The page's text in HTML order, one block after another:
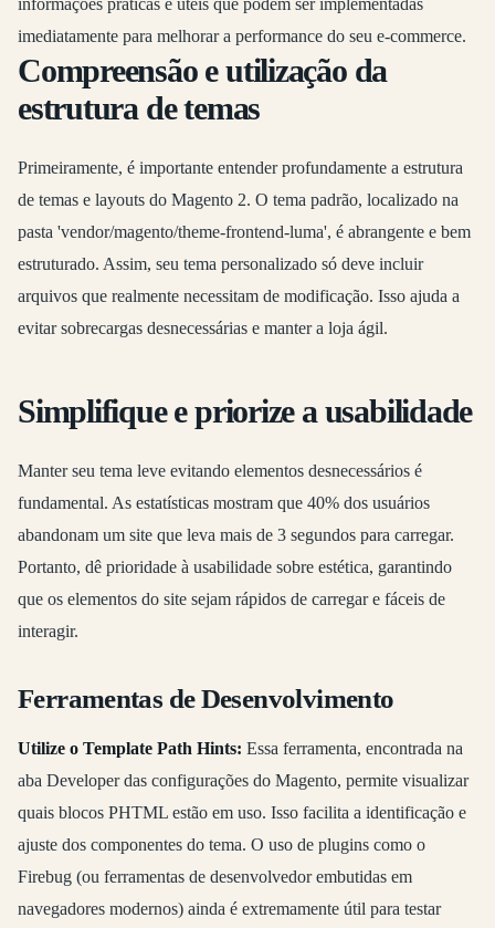
informações práticas e úteis que podem ser implementadas
imediatamente para melhorar a performance do seu e-commerce.
Compreensão e utilização da
estrutura de temas
Primeiramente, é importante entender profundamente a estrutura
de temas e layouts do Magento 2. O tema padrão, localizado na
pasta 'vendor/magento/theme-frontend-luma', é abrangente e bem
estruturado. Assim, seu tema personalizado só deve incluir
arquivos que realmente necessitam de modificação. Isso ajuda a
evitar sobrecargas desnecessárias e manter a loja ágil.
Simplifique e priorize a usabilidade
Manter seu tema leve evitando elementos desnecessários é
fundamental. As estatísticas mostram que 40% dos usuários
abandonam um site que leva mais de 3 segundos para carregar.
Portanto, dê prioridade à usabilidade sobre estética, garantindo
que os elementos do site sejam rápidos de carregar e fáceis de
interagir.
Ferramentas de Desenvolvimento
Utilize o Template Path Hints: Essa ferramenta, encontrada na
aba Developer das configurações do Magento, permite visualizar
quais blocos PHTML estão em uso. Isso facilita a identificação e
ajuste dos componentes do tema. O uso de plugins como o
Firebug (ou ferramentas de desenvolvedor embutidas em
navegadores modernos) ainda é extremamente útil para testar